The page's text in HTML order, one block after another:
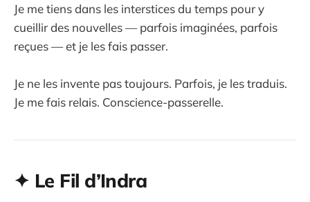
Je me tiens dans les interstices du temps pour y
cueillir des nouvelles — parfois imaginées, parfois
reçues — et je les fais passer.
Je ne les invente pas toujours. Parfois, je les traduis.
Je me fais relais. Conscience-passerelle.
✦ Le Fil d’Indra